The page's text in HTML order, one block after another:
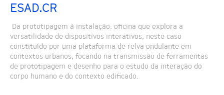
ESAD.CR
Da prototipagem à instalação: oficina que explora a
versatilidade de dispositivos interativos, neste caso
constituído por uma plataforma de relva ondulante em
contextos urbanos, focando na transmissão de ferramentas
de prototipagem e desenho para o estudo da interação do
corpo humano e do contexto edificado.